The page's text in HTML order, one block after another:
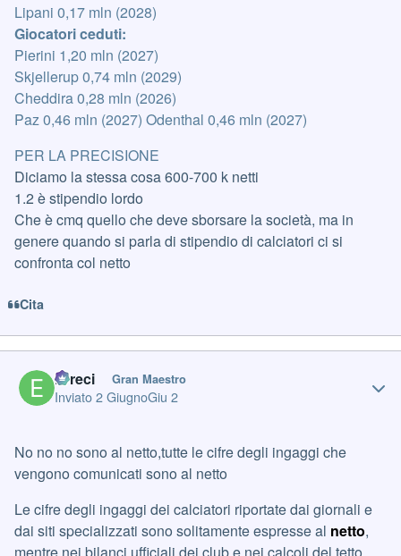
Lipani 0,17 mln (2028)
Giocatori ceduti:
Pierini 1,20 mln (2027)
Skjellerup 0,74 mln (2029)
Cheddira 0,28 mln (2026)
Paz 0,46 mln (2027) Odenthal 0,46 mln (2027)
PER LA PRECISIONE
Diciamo la stessa cosa 600-700 k netti
1.2 è stipendio lordo
Che è cmq quello che deve sborsare la società, ma in
genere quando si parla di stipendio di calciatori ci si
confronta col netto
Cita
Erreci Gran Maestro
Inviato2 GiugnoGiu 2
No no no sono al netto,tutte le cifre degli ingaggi che
vengono comunicati sono al netto
Le cifre degli ingaggi dei calciatori riportate dai giornali e
dai siti specializzati sono solitamente espresse al netto,
mentre nei bilanci ufficiali dei club e nei calcoli del tetto